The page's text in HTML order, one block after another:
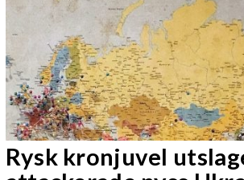
Rysk kronjuvel